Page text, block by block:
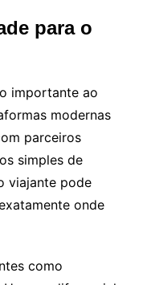
para o
importante ao
modernas
parceiros
simples de
viajante pode
onde
como